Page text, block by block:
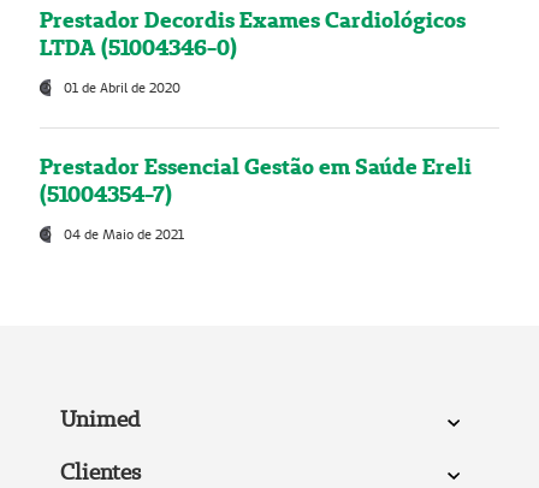
Prestador Decordis Exames Cardiológicos
LTDA (51004346-0)
01 de Abril de 2020
Prestador Essencial Gestão em Saúde Ereli
(51004354-7)
04 de Maio de 2021
Unimed
Clientes